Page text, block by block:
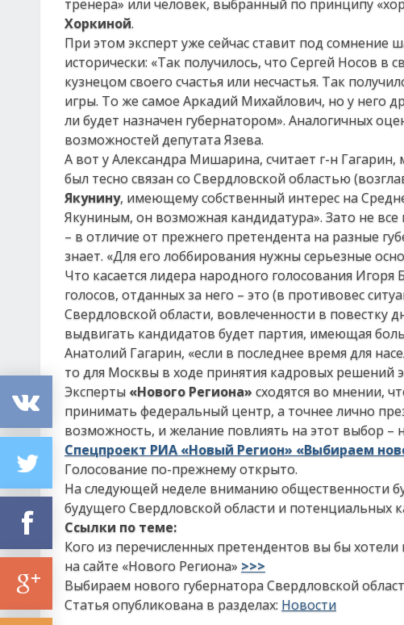
тренера» или человек, выбранный по принципу
Хоркиной.
При этом эксперт уже сейчас ставит под сомнение
исторически: «Так получилось, что Сергей Носов в
кузнецом своего счастья или несчастья. Так
игры. То же самое Аркадий Михайлович, но у него
ли будет назначен губернатором». Аналогичных
возможностей депутата Язева.
А вот у Александра Мишарина, считает г-н
был тесно связан со Свердловской областью
Якунину, имеющему собственный интерес на
Якуниным, он возможная кандидатура». Зато не
– в отличие от прежнего претендента на разные
знает. «Для его лоббирования нужны серьезные
Что касается лидера народного голосования
голосов, отданных за него – это (в противовес
Свердловской области, вовлеченности в повестку
выдвигать кандидатов будет партия, имеющая
Анатолий Гагарин, «если в последнее время для
то для Москвы в ходе принятия кадровых решений
Эксперты «Нового Региона» сходятся во мнении,
принимать федеральный центр, а точнее лично
возможность, и желание повлиять на этот выбор –
Спецпроект РИА «Новый Регион» «Выбираем
Голосование по-прежнему открыто.
На следующей неделе вниманию общественности
будущего Свердловской области и потенциальных
Ссылки по теме:
Кого из перечисленных претендентов вы бы
на сайте «Нового Региона» >>>
Выбираем нового губернатора Свердловской
Статья опубликована в разделах: Новости